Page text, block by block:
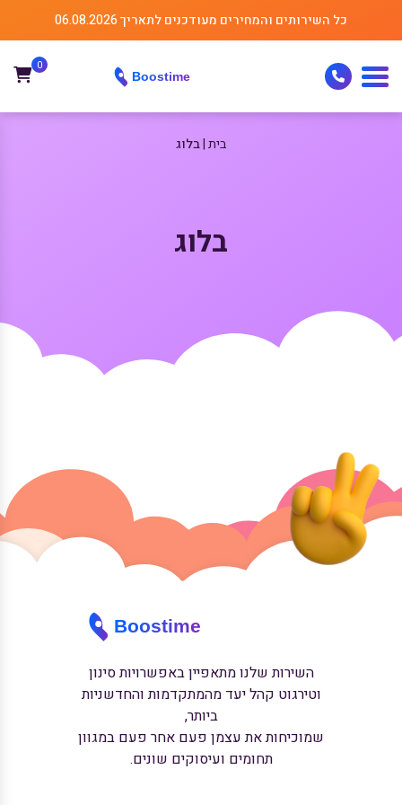
כל השירותים והמחירים מעודכנים לתאריך 06.08.2026
0
בית בלוג
בלוג
השירות שלנו מתאפיין באפשרויות סינון
וטירגוט קהל יעד מהמתקדמות והחדשניות
ביותר,
שמוכיחות את עצמן פעם אחר פעם במגוון
תחומים ועיסוקים שונים.